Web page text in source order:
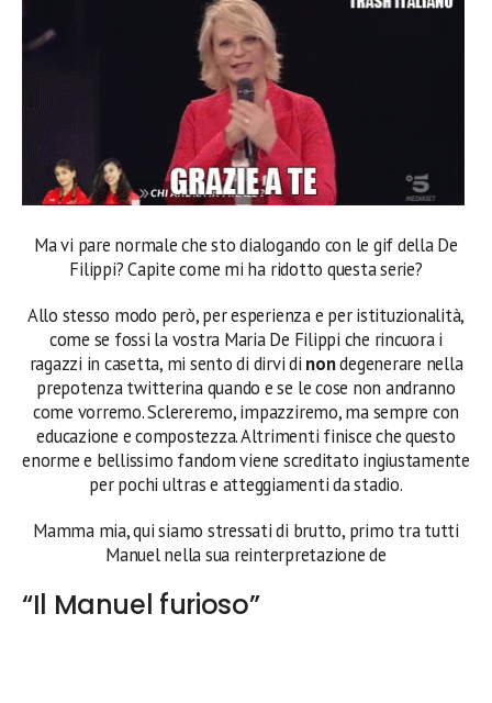
Ma vi pare normale che sto dialogando con le gif della De
Filippi? Capite come mi ha ridotto questa serie?
Allo stesso modo però, per esperienza e per istituzionalità,
come se fossi la vostra Maria De Filippi che rincuora i
ragazzi in casetta, mi sento di dirvi di nondegenerare nella
prepotenza twitterina quando e se le cose non andranno
come vorremo. Sclereremo, impazziremo, ma sempre con
educazione e compostezza. Altrimenti finisce che questo
enorme e bellissimo fandom viene screditato ingiustamente
per pochi ultras e atteggiamenti da stadio.
Mamma mia, qui siamo stressati di brutto, primo tra tutti
Manuel nella sua reinterpretazione de
“Il Manuel furioso”